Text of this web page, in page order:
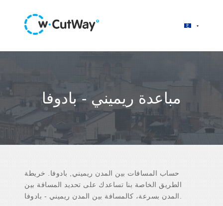
مباعدة ريميني - بادوفا
حساب المسافات بين المدن ريميني, بادوفا. خريطة
الطريق الخاصة بنا تساعدك على تحديد المسافة بين